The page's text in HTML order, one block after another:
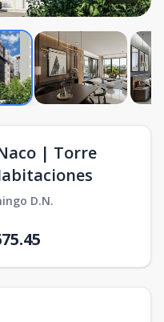
| Torre
D.N.